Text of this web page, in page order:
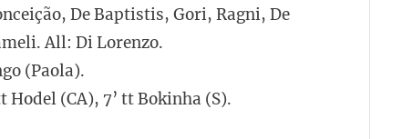
De Baptistis, Gori, Ragni, De
All: Di Lorenzo.
(Paola).
Hodel (CA), 7’ tt Bokinha (S).